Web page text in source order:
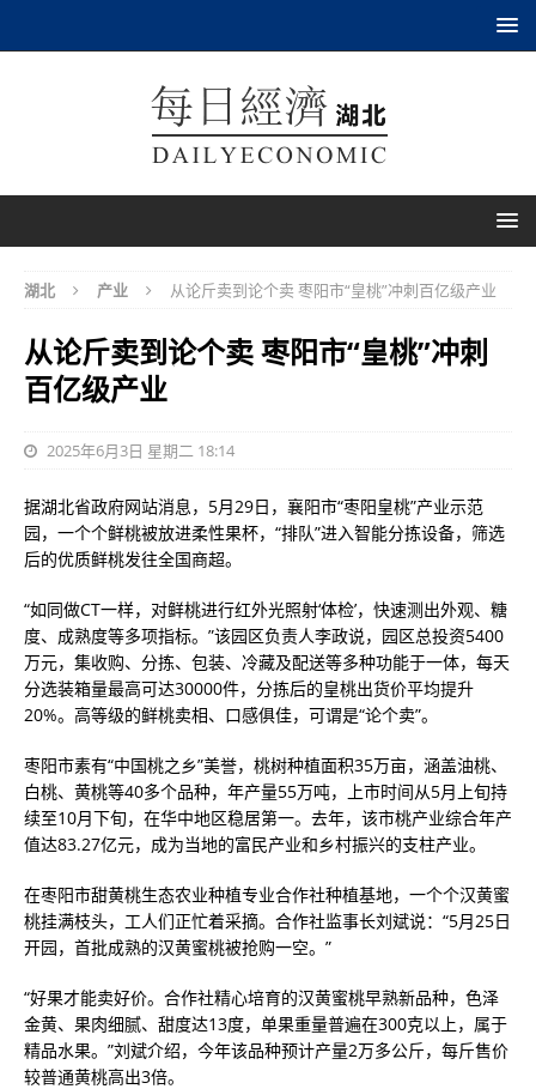
湖北 产业 从论斤卖到论个卖 枣阳市“皇桃”冲刺百亿级产业
从论斤卖到论个卖 枣阳市“皇桃”冲刺
百亿级产业
2025年6月3日 星期二 18:14
据湖北省政府网站消息，5月29日，襄阳市“枣阳皇桃”产业示范
园，一个个鲜桃被放进柔性果杯，“排队”进入智能分拣设备，筛选
后的优质鲜桃发往全国商超。
“如同做CT一样，对鲜桃进行红外光照射‘体检’，快速测出外观、糖
度、成熟度等多项指标。”该园区负责人李政说，园区总投资5400
万元，集收购、分拣、包装、冷藏及配送等多种功能于一体，每天
分选装箱量最高可达30000件，分拣后的皇桃出货价平均提升
20%。高等级的鲜桃卖相、口感俱佳，可谓是“论个卖”。
枣阳市素有“中国桃之乡”美誉，桃树种植面积35万亩，涵盖油桃、
白桃、黄桃等40多个品种，年产量55万吨，上市时间从5月上旬持
续至10月下旬，在华中地区稳居第一。去年，该市桃产业综合年产
值达83.27亿元，成为当地的富民产业和乡村振兴的支柱产业。
在枣阳市甜黄桃生态农业种植专业合作社种植基地，一个个汉黄蜜
桃挂满枝头，工人们正忙着采摘。合作社监事长刘斌说：“5月25日
开园，首批成熟的汉黄蜜桃被抢购一空。”
“好果才能卖好价。合作社精心培育的汉黄蜜桃早熟新品种，色泽
金黄、果肉细腻、甜度达13度，单果重量普遍在300克以上，属于
精品水果。”刘斌介绍，今年该品种预计产量2万多公斤，每斤售价
较普通黄桃高出3倍。